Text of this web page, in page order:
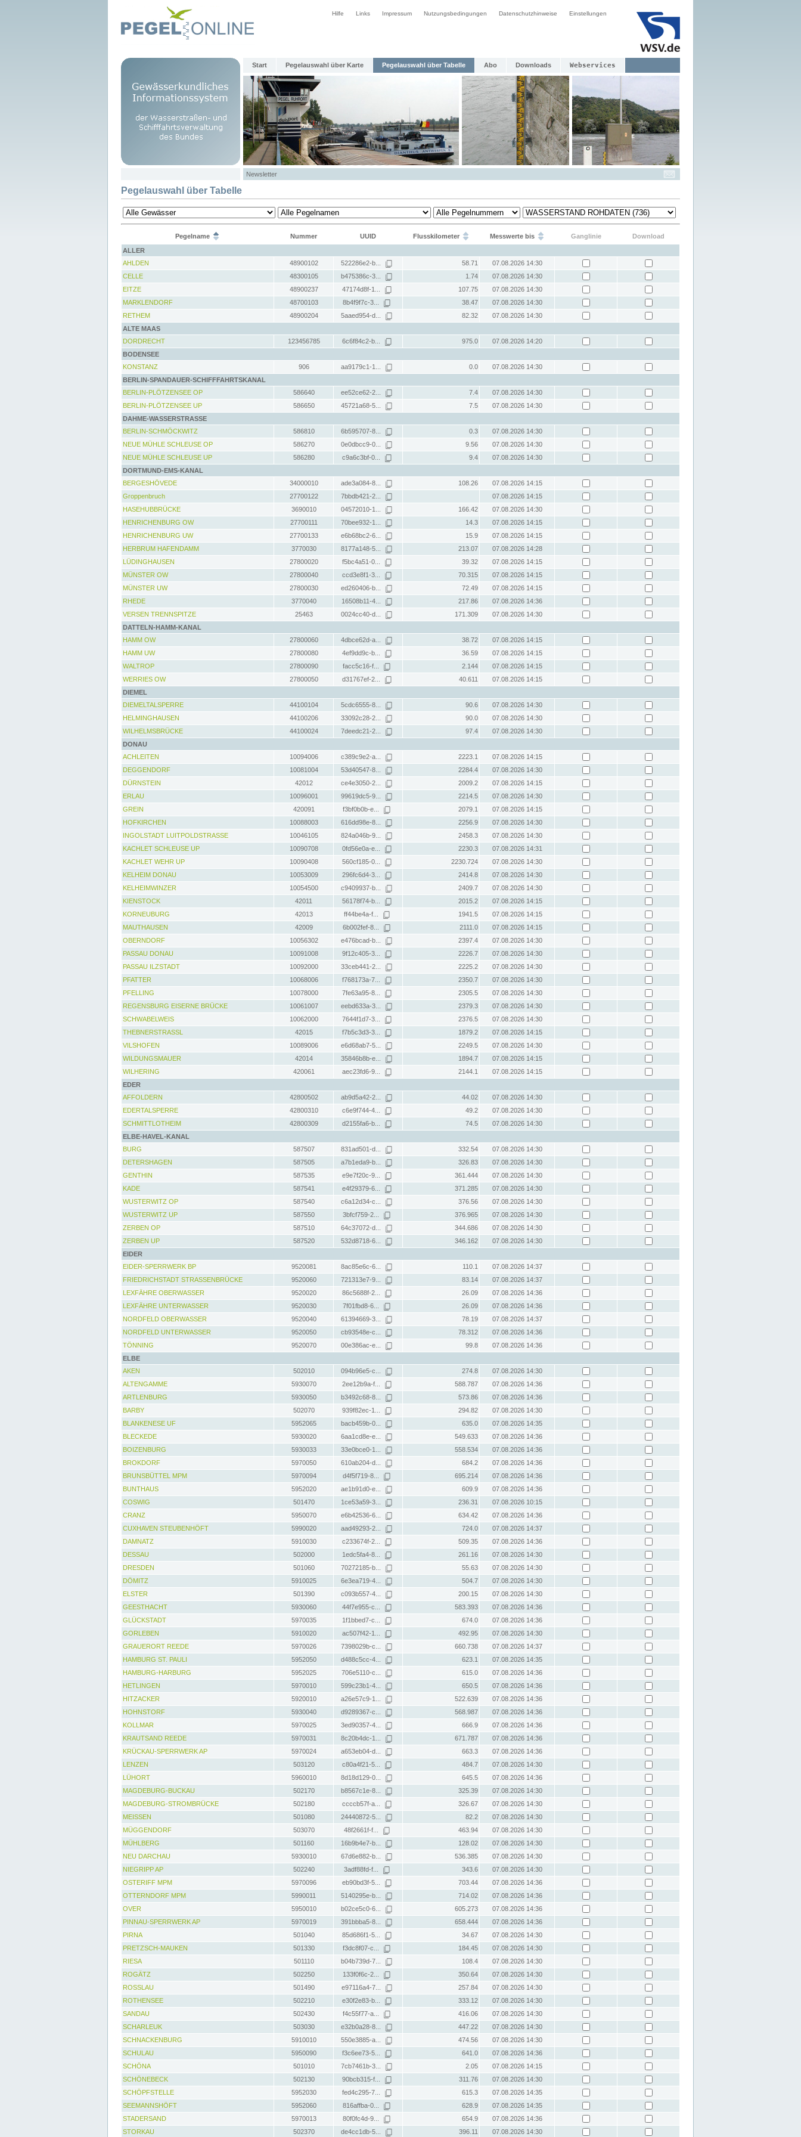
Hilfe Links Impressum Nutzungsbedingungen Datenschutzhinweise Einstellungen
Start Pegelauswahl über Karte Pegelauswahl über Tabelle Abo Downloads Webservices
Newsletter
Pegelauswahl über Tabelle
Pegelname Nummer UUID Flusskilometer Messwerte bis Ganglinie
Download
ALLER
AHLDEN
48900102 522286e2-b... 58.71
07.08.2026 14:30
CELLE
48300105 b475386c-3... 1.74
07.08.2026 14:30
EITZE
48900237 47174d8f-1... 107.75
07.08.2026 14:30
MARKLENDORF
48700103 8b4f9f7c-3... 38.47
07.08.2026 14:30
RETHEM
48900204 5aaed954-d... 82.32
07.08.2026 14:30
ALTE MAAS
DORDRECHT
123456785 6c6f84c2-b... 975.0
07.08.2026 14:20
BODENSEE
KONSTANZ
906 aa9179c1-1... 0.0
07.08.2026 14:30
BERLIN-SPANDAUER-SCHIFFFAHRTSKANAL
BERLIN-PLÖTZENSEE OP
586640 ee52ce62-2... 7.4
07.08.2026 14:30
BERLIN-PLÖTZENSEE UP
586650 45721a68-5... 7.5
07.08.2026 14:30
DAHME-WASSERSTRASSE
BERLIN-SCHMÖCKWITZ
586810 6b595707-8... 0.3
07.08.2026 14:30
NEUE MÜHLE SCHLEUSE OP
586270 0e0dbcc9-0... 9.56
07.08.2026 14:30
NEUE MÜHLE SCHLEUSE UP
586280 c9a6c3bf-0... 9.4
07.08.2026 14:30
DORTMUND-EMS-KANAL
BERGESHÖVEDE
34000010 ade3a084-8... 108.26
07.08.2026 14:15
Groppenbruch
27700122 7bbdb421-2...
07.08.2026 14:15
HASEHUBBRÜCKE
3690010 04572010-1... 166.42
07.08.2026 14:30
HENRICHENBURG OW
27700111 70bee932-1... 14.3
07.08.2026 14:15
HENRICHENBURG UW
27700133 e6b68bc2-6... 15.9
07.08.2026 14:15
HERBRUM HAFENDAMM
3770030 8177a148-5... 213.07
07.08.2026 14:28
LÜDINGHAUSEN
27800020 f5bc4a51-0... 39.32
07.08.2026 14:15
MÜNSTER OW
27800040 ccd3e8f1-3... 70.315
07.08.2026 14:15
MÜNSTER UW
27800030 ed260406-b... 72.49
07.08.2026 14:15
RHEDE
3770040 16508b11-4... 217.86
07.08.2026 14:36
VERSEN TRENNSPITZE
25463 0024cc40-d... 171.309
07.08.2026 14:30
DATTELN-HAMM-KANAL
HAMM OW
27800060 4dbce62d-a... 38.72
07.08.2026 14:15
HAMM UW
27800080 4ef9dd9c-b... 36.59
07.08.2026 14:15
WALTROP
27800090 facc5c16-f... 2.144
07.08.2026 14:15
WERRIES OW
27800050 d31767ef-2... 40.611
07.08.2026 14:15
DIEMEL
DIEMELTALSPERRE
44100104 5cdc6555-8... 90.6
07.08.2026 14:30
HELMINGHAUSEN
44100206 33092c28-2... 90.0
07.08.2026 14:30
WILHELMSBRÜCKE
44100024 7deedc21-2... 97.4
07.08.2026 14:30
DONAU
ACHLEITEN
10094006 c389c9e2-a... 2223.1
07.08.2026 14:15
DEGGENDORF
10081004 53d40547-8... 2284.4
07.08.2026 14:30
DÜRNSTEIN
42012 ce4e3050-2... 2009.2
07.08.2026 14:15
ERLAU
10096001 99619dc5-9... 2214.5
07.08.2026 14:30
GREIN
420091 f3bf0b0b-e... 2079.1
07.08.2026 14:15
HOFKIRCHEN
10088003 616dd98e-8... 2256.9
07.08.2026 14:30
INGOLSTADT LUITPOLDSTRASSE
10046105 824a046b-9... 2458.3
07.08.2026 14:30
KACHLET SCHLEUSE UP
10090708 0fd56e0a-e... 2230.3
07.08.2026 14:31
KACHLET WEHR UP
10090408 560cf185-0... 2230.724
07.08.2026 14:30
KELHEIM DONAU
10053009 296fc6d4-3... 2414.8
07.08.2026 14:30
KELHEIMWINZER
10054500 c9409937-b... 2409.7
07.08.2026 14:30
KIENSTOCK
42011 56178f74-b... 2015.2
07.08.2026 14:15
KORNEUBURG
42013 ff44be4a-f... 1941.5
07.08.2026 14:15
MAUTHAUSEN
42009 6b002fef-8... 2111.0
07.08.2026 14:15
OBERNDORF
10056302 e476bcad-b... 2397.4
07.08.2026 14:30
PASSAU DONAU
10091008 9f12c405-3... 2226.7
07.08.2026 14:30
PASSAU ILZSTADT
10092000 33ceb441-2... 2225.2
07.08.2026 14:30
PFATTER
10068006 f768173a-7... 2350.7
07.08.2026 14:30
PFELLING
10078000 7fe63a95-8... 2305.5
07.08.2026 14:30
REGENSBURG EISERNE BRÜCKE
10061007 eebd633a-3... 2379.3
07.08.2026 14:30
SCHWABELWEIS
10062000 7644f1d7-3... 2376.5
07.08.2026 14:30
THEBNERSTRASSL
42015 f7b5c3d3-3... 1879.2
07.08.2026 14:15
VILSHOFEN
10089006 e6d68ab7-5... 2249.5
07.08.2026 14:30
WILDUNGSMAUER
42014 35846b8b-e... 1894.7
07.08.2026 14:15
WILHERING
420061 aec23fd6-9... 2144.1
07.08.2026 14:15
EDER
AFFOLDERN
42800502 ab9d5a42-2... 44.02
07.08.2026 14:30
EDERTALSPERRE
42800310 c6e9f744-4... 49.2
07.08.2026 14:30
SCHMITTLOTHEIM
42800309 d2155fa6-b... 74.5
07.08.2026 14:30
ELBE-HAVEL-KANAL
BURG
587507 831ad501-d... 332.54
07.08.2026 14:30
DETERSHAGEN
587505 a7b1eda9-b... 326.83
07.08.2026 14:30
GENTHIN
587535 e9e7f20c-9... 361.444
07.08.2026 14:30
KADE
587541 e4f29379-6... 371.285
07.08.2026 14:30
WUSTERWITZ OP
587540 c6a12d34-c... 376.56
07.08.2026 14:30
WUSTERWITZ UP
587550 3bfcf759-2... 376.965
07.08.2026 14:30
ZERBEN OP
587510 64c37072-d... 344.686
07.08.2026 14:30
ZERBEN UP
587520 532d8718-6... 346.162
07.08.2026 14:30
EIDER
EIDER-SPERRWERK BP
9520081 8ac85e6c-6... 110.1
07.08.2026 14:37
FRIEDRICHSTADT STRASSENBRÜCKE
9520060 721313e7-9... 83.14
07.08.2026 14:37
LEXFÄHRE OBERWASSER
9520020 86c5688f-2... 26.09
07.08.2026 14:36
LEXFÄHRE UNTERWASSER
9520030 7f01fbd8-6... 26.09
07.08.2026 14:36
NORDFELD OBERWASSER
9520040 61394669-3... 78.19
07.08.2026 14:37
NORDFELD UNTERWASSER
9520050 cb93548e-c... 78.312
07.08.2026 14:36
TÖNNING
9520070 00e386ac-e... 99.8
07.08.2026 14:36
ELBE
AKEN
502010 094b96e5-c... 274.8
07.08.2026 14:30
ALTENGAMME
5930070 2ee12b9a-f... 588.787
07.08.2026 14:36
ARTLENBURG
5930050 b3492c68-8... 573.86
07.08.2026 14:36
BARBY
502070 939f82ec-1... 294.82
07.08.2026 14:30
BLANKENESE UF
5952065 bacb459b-0... 635.0
07.08.2026 14:35
BLECKEDE
5930020 6aa1cd8e-e... 549.633
07.08.2026 14:36
BOIZENBURG
5930033 33e0bce0-1... 558.534
07.08.2026 14:36
BROKDORF
5970050 610ab204-d... 684.2
07.08.2026 14:36
BRUNSBÜTTEL MPM
5970094 d4f5f719-8... 695.214
07.08.2026 14:36
BUNTHAUS
5952020 ae1b91d0-e... 609.9
07.08.2026 14:36
COSWIG
501470 1ce53a59-3... 236.31
07.08.2026 10:15
CRANZ
5950070 e6b42536-6... 634.42
07.08.2026 14:36
CUXHAVEN STEUBENHÖFT
5990020 aad49293-2... 724.0
07.08.2026 14:37
DAMNATZ
5910030 c233674f-2... 509.35
07.08.2026 14:36
DESSAU
502000 1edc5fa4-8... 261.16
07.08.2026 14:30
DRESDEN
501060 70272185-b... 55.63
07.08.2026 14:30
DÖMITZ
5910025 6e3ea719-4... 504.7
07.08.2026 14:30
ELSTER
501390 c093b557-4... 200.15
07.08.2026 14:30
GEESTHACHT
5930060 44f7e955-c... 583.393
07.08.2026 14:36
GLÜCKSTADT
5970035 1f1bbed7-c... 674.0
07.08.2026 14:36
GORLEBEN
5910020 ac507f42-1... 492.95
07.08.2026 14:30
GRAUERORT REEDE
5970026 7398029b-c... 660.738
07.08.2026 14:37
HAMBURG ST. PAULI
5952050 d488c5cc-4... 623.1
07.08.2026 14:35
HAMBURG-HARBURG
5952025 706e5110-c... 615.0
07.08.2026 14:36
HETLINGEN
5970010 599c23b1-4... 650.5
07.08.2026 14:36
HITZACKER
5920010 a26e57c9-1... 522.639
07.08.2026 14:36
HOHNSTORF
5930040 d9289367-c... 568.987
07.08.2026 14:36
KOLLMAR
5970025 3ed90357-4... 666.9
07.08.2026 14:36
KRAUTSAND REEDE
5970031 8c20b4dc-1... 671.787
07.08.2026 14:36
KRÜCKAU-SPERRWERK AP
5970024 a653eb04-d... 663.3
07.08.2026 14:36
LENZEN
503120 c80a4f21-5... 484.7
07.08.2026 14:30
LÜHORT
5960010 8d18d129-0... 645.5
07.08.2026 14:36
MAGDEBURG-BUCKAU
502170 b8567c1e-8... 325.39
07.08.2026 14:30
MAGDEBURG-STROMBRÜCKE
502180 ccccb57f-a... 326.67
07.08.2026 14:30
MEISSEN
501080 24440872-5... 82.2
07.08.2026 14:30
MÜGGENDORF
503070 48f2661f-f... 463.94
07.08.2026 14:30
MÜHLBERG
501160 16b9b4e7-b... 128.02
07.08.2026 14:30
NEU DARCHAU
5930010 67d6e882-b... 536.385
07.08.2026 14:30
NIEGRIPP AP
502240 3adf88fd-f... 343.6
07.08.2026 14:30
OSTERIFF MPM
5970096 eb90bd3f-5... 703.44
07.08.2026 14:36
OTTERNDORF MPM
5990011 5140295e-b... 714.02
07.08.2026 14:36
OVER
5950010 b02ce5c0-6... 605.273
07.08.2026 14:36
PINNAU-SPERRWERK AP
5970019 391bbba5-8... 658.444
07.08.2026 14:36
PIRNA
501040 85d686f1-5... 34.67
07.08.2026 14:30
PRETZSCH-MAUKEN
501330 f3dc8f07-c... 184.45
07.08.2026 14:30
RIESA
501110 b04b739d-7... 108.4
07.08.2026 14:30
ROGÄTZ
502250 133f0f6c-2... 350.64
07.08.2026 14:30
ROSSLAU
501490 e97116a4-7... 257.84
07.08.2026 14:30
ROTHENSEE
502210 e30f2e83-b... 333.12
07.08.2026 14:30
SANDAU
502430 f4c55f77-a... 416.06
07.08.2026 14:30
SCHARLEUK
503030 e32b0a28-8... 447.22
07.08.2026 14:30
SCHNACKENBURG
5910010 550e3885-a... 474.56
07.08.2026 14:30
SCHULAU
5950090 f3c6ee73-5... 641.0
07.08.2026 14:36
SCHÖNA
501010 7cb7461b-3... 2.05
07.08.2026 14:15
SCHÖNEBECK
502130 90bcb315-f... 311.76
07.08.2026 14:30
SCHÖPFSTELLE
5952030 fed4c295-7... 615.3
07.08.2026 14:35
SEEMANNSHÖFT
5952060 816affba-0... 628.9
07.08.2026 14:35
STADERSAND
5970013 80f0fc4d-9... 654.9
07.08.2026 14:36
STORKAU
502370 de4cc1db-5... 396.11 07.08.2026 14:30